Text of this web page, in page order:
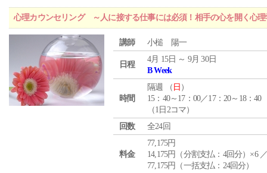
心理カウンセリング ～人に接する仕事には必須！相手の心を開く心理
講師 小槌 陽一
日程
4月 15日 ～ 9月 30日
B Week
時間
隔週 （ 日 ）
15：40～17：00／17：20～18：40
（1日2コマ）
回数
全24回
料金
77,175円
14,175円（分割支払：4回分）×6
77,175円（一括支払：24回分）